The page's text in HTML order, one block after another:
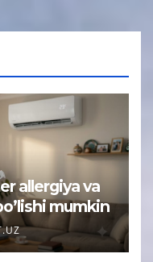
allergiya va
mumkin